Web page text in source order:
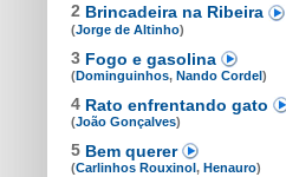
2 Brincadeira na Ribeira
(Jorge de Altinho)
3 Fogo e gasolina
(Dominguinhos, Nando Cordel)
4 Rato enfrentando gato
(João Gonçalves)
5 Bem querer
(Carlinhos Rouxinol , Henauro)